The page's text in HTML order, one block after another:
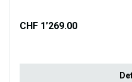
CHF 1’269.00